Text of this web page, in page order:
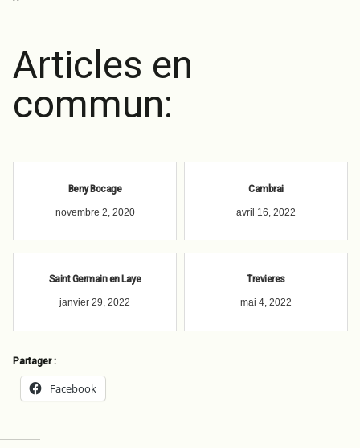
Articles en
commun:
Beny Bocage
novembre 2, 2020
Cambrai
avril 16, 2022
Saint Germain en Laye
janvier 29, 2022
Trevieres
mai 4, 2022
Partager :
Facebook